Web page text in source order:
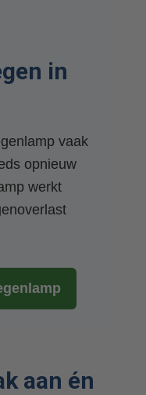
in
vaak
opnieuw
werkt
aan én